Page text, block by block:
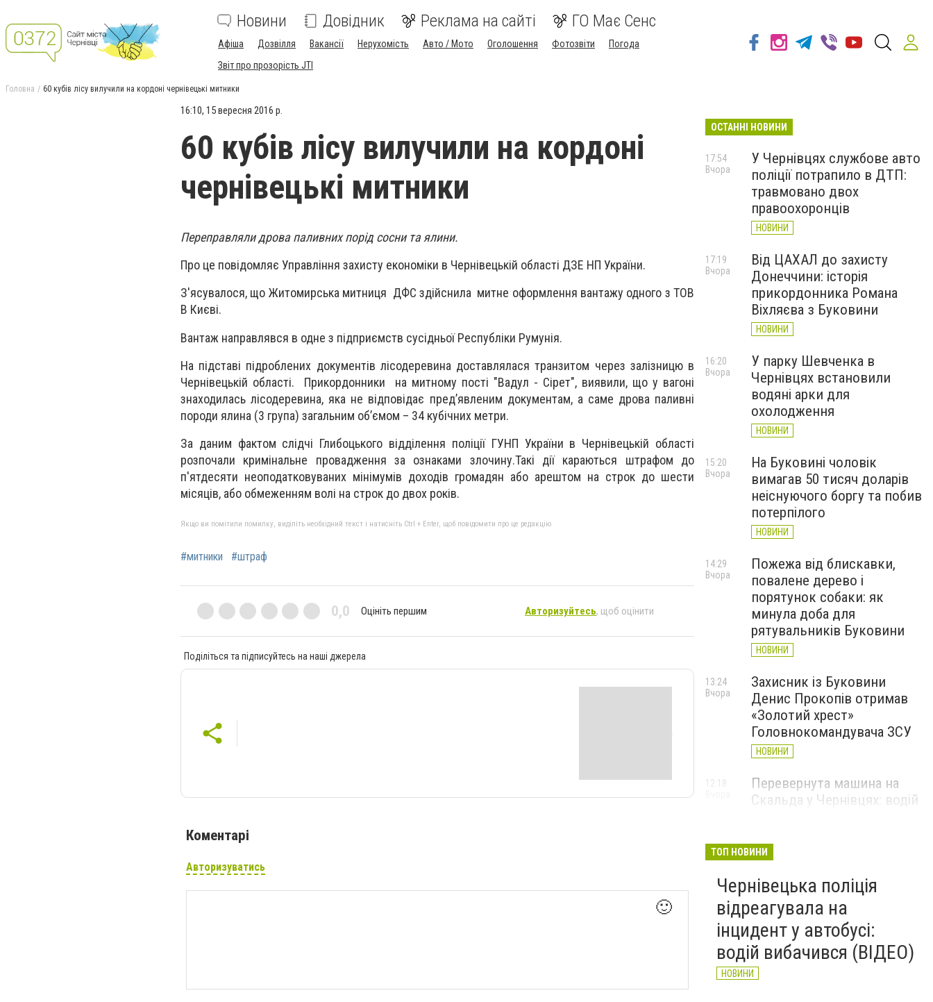
Новини Довідник Реклама на сайті ГО Має Сенс
Афіша Дозвілля Вакансії Нерухомість Авто / Мото Оголошення Фотозвіти
Погода
Звіт про прозорість JTI
Головна 60 кубів лісу вилучили на кордоні чернівецькі митники
16:10, 15 вересня 2016 р.
60 кубів лісу вилучили на кордоні
чернівецькі митники
Переправляли дрова паливних порід сосни та ялини.
Про це повідомляє Управління захисту економіки в Чернівецькій області ДЗЕ НП України.
З'ясувалося, що Житомирська митниця ДФС здійснила митне оформлення вантажу одного з ТОВ
В Києві.
Вантаж направлявся в одне з підприємств сусідньої Республіки Румунія.
На підставі підроблених документів лісодеревина доставлялася транзитом через залізницю в
Чернівецькій області. Прикордонники на митному пості "Вадул - Сірет", виявили, що у вагоні
знаходилась лісодеревина, яка не відповідає пред’явленим документам, а саме дрова паливні
породи ялина (3 група) загальним об’ємом – 34 кубічних метри.
За даним фактом слідчі Глибоцького відділення поліції ГУНП України в Чернівецькій області
розпочали кримінальне провадження за ознаками злочину.Такі дії караються штрафом до
п'ятдесяти неоподатковуваних мінімумів доходів громадян або арештом на строк до шести
місяців, або обмеженням волі на строк до двох років.
Якщо ви помітили помилку, виділіть необхідний текст і натисніть Ctrl + Enter, щоб повідомити про це редакцію
#митники #штраф
0,0 Оцініть першим Авторизуйтесь, щоб оцінити
Поділіться та підписуйтесь на наші джерела
Коментарі
Авторизуватись
🙂
ОСТАННІ НОВИНИ
У Чернівцях службове авто
поліції потрапило в ДТП:
травмовано двох
правоохоронців
НОВИНИ
17:54
Вчора
Від ЦАХАЛ до захисту
Донеччини: історія
прикордонника Романа
Віхляєва з Буковини
НОВИНИ
17:19
Вчора
У парку Шевченка в
Чернівцях встановили
водяні арки для
охолодження
НОВИНИ
16:20
Вчора
На Буковині чоловік
вимагав 50 тисяч доларів
неіснуючого боргу та побив
потерпілого
НОВИНИ
15:20
Вчора
Пожежа від блискавки,
повалене дерево і
порятунок собаки: як
минула доба для
рятувальників Буковини
НОВИНИ
14:29
Вчора
Захисник із Буковини
Денис Прокопів отримав
«Золотий хрест»
Головнокомандувача ЗСУ
НОВИНИ
13:24
Вчора
Перевернута машина на
Скальда у Чернівцях: водій
12:18
зафіксували новий
історичний температурний
максимум
НОВИНИ
Вчора
ТОП НОВИНИ
Чернівецька поліція
відреагувала на
інцидент у автобусі:
водій вибачився (ВІДЕО)
НОВИНИ